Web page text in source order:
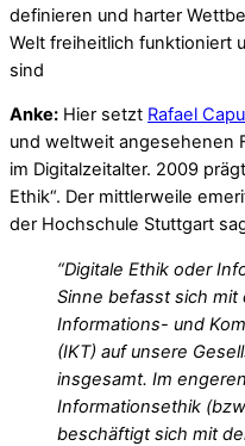
definieren und harter
Welt freiheitlich funktioniert
sind
Anke: Hier setzt Rafael
und weltweit angesehenen
im Digitalzeitalter. 2009
Ethik“. Der mittlerweile
der Hochschule Stuttgart
“Digitale Ethik oder
Sinne befasst sich mit
Informations- und
(IKT) auf unsere
insgesamt. Im
Informationsethik
beschäftigt sich mit